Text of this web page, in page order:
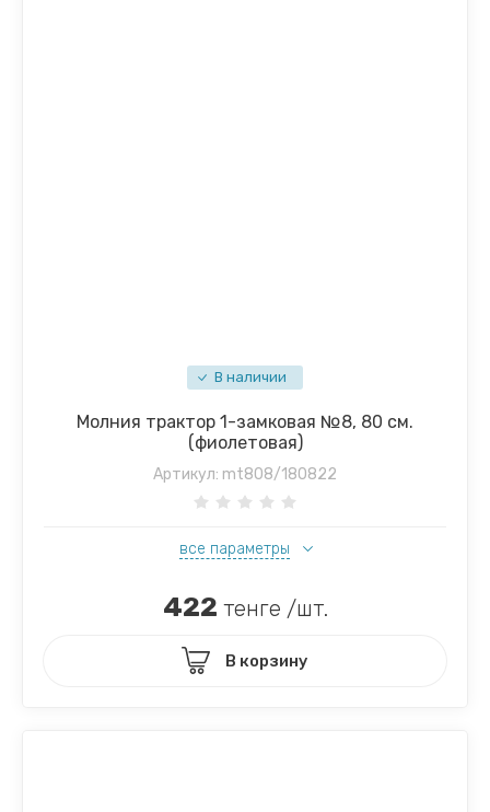
В наличии
Молния трактор 1-замковая №8, 80 см.
(фиолетовая)
Артикул: mt808/180822
все параметры
422 тенге /шт.
В корзину